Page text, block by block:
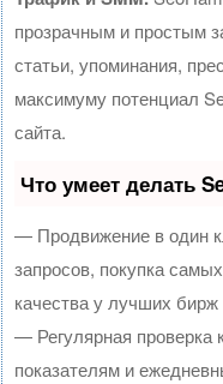
прозрачным и простым
статьи, упоминания,
максимуму потенциал
сайта.
Что умеет делать
— Продвижение в один
запросов, покупка
качества у лучших
— Регулярная проверка
показателям и